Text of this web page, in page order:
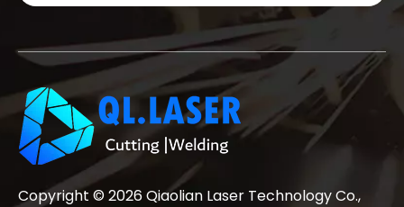
Copyright © 2026Qiaolian Laser Technology Co.,